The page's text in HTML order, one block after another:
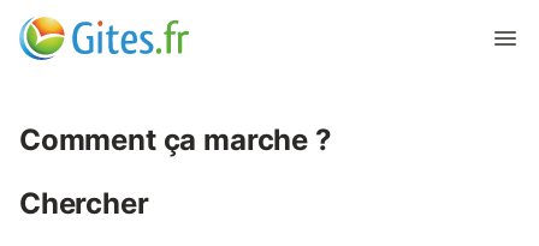
Comment ça marche ?
Chercher